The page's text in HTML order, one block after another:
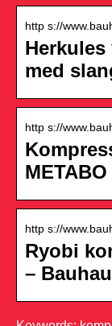
http s://
med
http s://
http s://
Ryobi
–